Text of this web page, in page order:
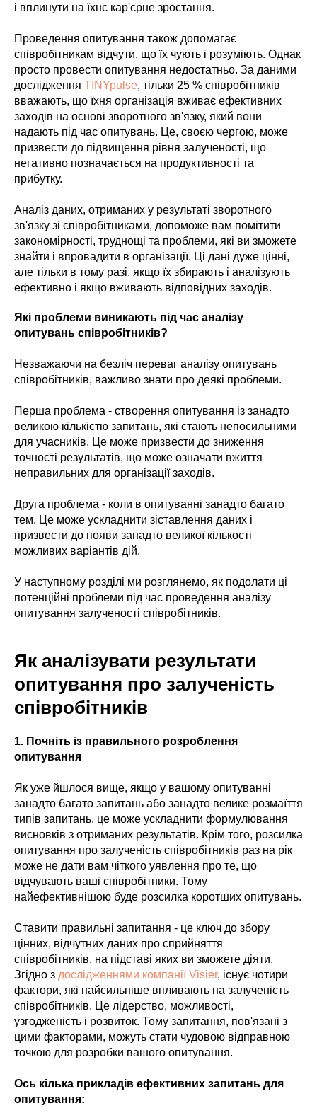
і вплинути на їхнє кар'єрне зростання.
Проведення опитування також допомагає
співробітникам відчути, що їх чують і розуміють. Однак
просто провести опитування недостатньо. За даними
дослідження TINYpulse, тільки 25 % співробітників
вважають, що їхня організація вживає ефективних
заходів на основі зворотного зв'язку, який вони
надають під час опитувань. Це, своєю чергою, може
призвести до підвищення рівня залученості, що
негативно позначається на продуктивності та
прибутку.
Аналіз даних, отриманих у результаті зворотного
зв'язку зі співробітниками, допоможе вам помітити
закономірності, труднощі та проблеми, які ви зможете
знайти і впровадити в організації. Ці дані дуже цінні,
але тільки в тому разі, якщо їх збирають і аналізують
ефективно і якщо вживають відповідних заходів.
Які проблеми виникають під час аналізу
опитувань співробітників?
Незважаючи на безліч переваг аналізу опитувань
співробітників, важливо знати про деякі проблеми.
Перша проблема - створення опитування із занадто
великою кількістю запитань, які стають непосильними
для учасників. Це може призвести до зниження
точності результатів, що може означати вжиття
неправильних для організації заходів.
Друга проблема - коли в опитуванні занадто багато
тем. Це може ускладнити зіставлення даних і
призвести до появи занадто великої кількості
можливих варіантів дій.
У наступному розділі ми розглянемо, як подолати ці
потенційні проблеми під час проведення аналізу
опитування залученості співробітників.
Як аналізувати результати
опитування про залученість
співробітників
1. Почніть із правильного розроблення
опитування
Як уже йшлося вище, якщо у вашому опитуванні
занадто багато запитань або занадто велике розмаїття
типів запитань, це може ускладнити формулювання
висновків з отриманих результатів. Крім того, розсилка
опитування про залученість співробітників раз на рік
може не дати вам чіткого уявлення про те, що
відчувають ваші співробітники. Тому
найефективнішою буде розсилка коротших опитувань.
Ставити правильні запитання - це ключ до збору
цінних, відчутних даних про сприйняття
співробітників, на підставі яких ви зможете діяти.
Згідно з дослідженнями компанії Visier, існує чотири
фактори, які найсильніше впливають на залученість
співробітників. Це лідерство, можливості,
узгодженість і розвиток. Тому запитання, пов'язані з
цими факторами, можуть стати чудовою відправною
точкою для розробки вашого опитування.
Ось кілька прикладів ефективних запитань для
опитування: